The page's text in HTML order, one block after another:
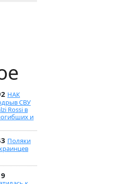
НАК
СВУ
Rossi в
и
Поляки